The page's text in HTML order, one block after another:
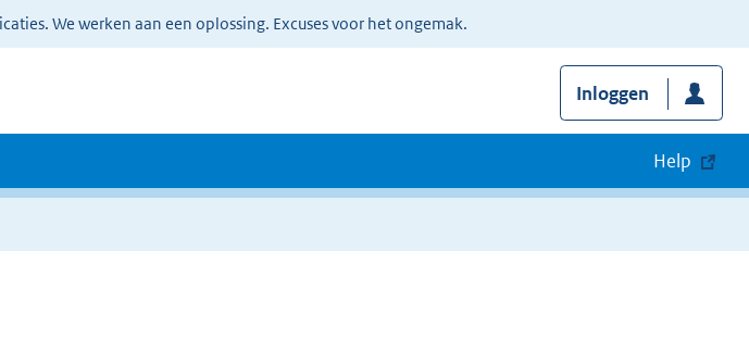
We werken aan een oplossing. Excuses voor het ongemak.
Inloggen
Help